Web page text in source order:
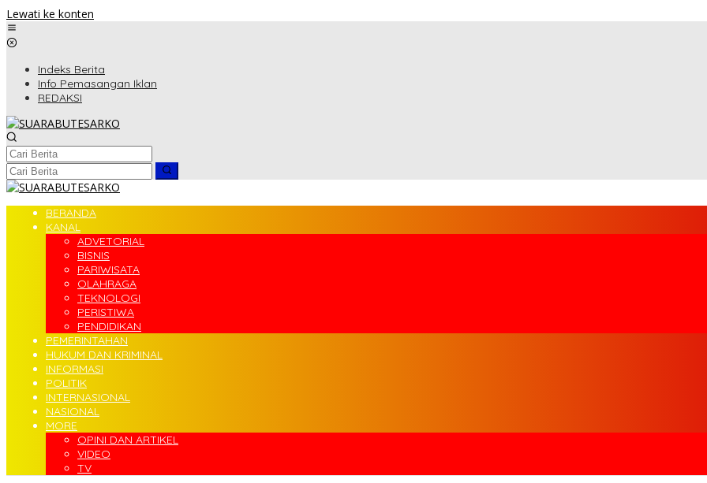
Lewati ke konten
Indeks Berita
Info Pemasangan Iklan
REDAKSI
BERANDA
KANAL
ADVETORIAL
BISNIS
PARIWISATA
OLAHRAGA
TEKNOLOGI
PERISTIWA
PENDIDIKAN
PEMERINTAHAN
HUKUM DAN KRIMINAL
INFORMASI
POLITIK
INTERNASIONAL
NASIONAL
MORE
OPINI DAN ARTIKEL
VIDEO
TV